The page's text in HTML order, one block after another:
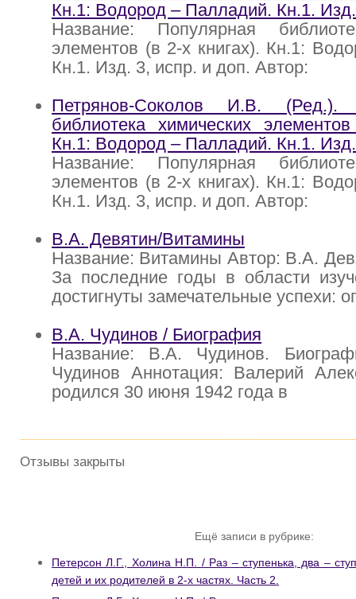
Кн.1: Водород – Палладий. Кн.1.
Название: Популярная
элементов (в 2-х книгах). Кн.1:
Кн.1. Изд. 3, испр. и доп. Автор:
Петрянов-Соколов И.В.
библиотека химических
Кн.1: Водород – Палладий. Кн.1.
Название: Популярная
элементов (в 2-х книгах). Кн.1:
Кн.1. Изд. 3, испр. и доп. Автор:
В.А. Девятин/Витамины
Название: Витамины Автор: В.А.
За последние годы в области
достигнуты замечательные успехи:
В.А. Чудинов / Биография
Название: В.А. Чудинов.
Чудинов Аннотация: Валерий
родился 30 июня 1942 года в
Отзывы закрыты
Ещё записи в рубрике:
Петерсон Л.Г., Холина Н.П. / Раз – ступенька, два –
детей и их родителей в 2-х частях. Часть 2.